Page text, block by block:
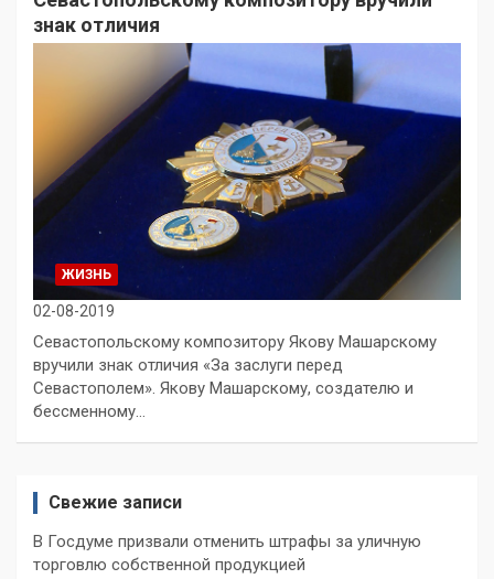
знак отличия
ЖИЗНЬ
02-08-2019
Севастопольскому композитору Якову Машарскому
вручили знак отличия «За заслуги перед
Севастополем». Якову Машарскому, создателю и
бессменному…
Свежие записи
В Госдуме призвали отменить штрафы за уличную
торговлю собственной продукцией